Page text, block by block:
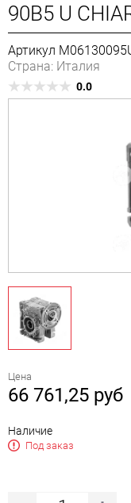
90B5 U
Артикул
Страна: Италия
0.0
Цена
66 761,25 руб
Наличие
Под заказ